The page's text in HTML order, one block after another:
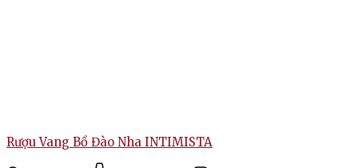
Rượu Vang Bồ Đào Nha INTIMISTA